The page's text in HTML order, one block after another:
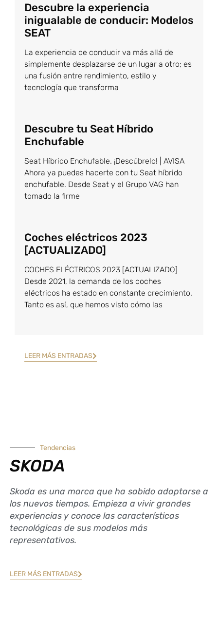
Descubre la experiencia
inigualable de conducir: Modelos
SEAT
La experiencia de conducir va más allá de
simplemente desplazarse de un lugar a otro; es
una fusión entre rendimiento, estilo y
tecnología que transforma
Descubre tu Seat Híbrido
Enchufable
Seat Híbrido Enchufable. ¡Descúbrelo! | AVISA
Ahora ya puedes hacerte con tu Seat híbrido
enchufable. Desde Seat y el Grupo VAG han
tomado la firme
Coches eléctricos 2023
[ACTUALIZADO]
COCHES ELÉCTRICOS 2023 [ACTUALIZADO]
Desde 2021, la demanda de los coches
eléctricos ha estado en constante crecimiento.
Tanto es así, que hemos visto cómo las
LEER MÁS ENTRADAS
Tendencias
SKODA
Skoda es una marca que ha sabido adaptarse a
los nuevos tiempos. Empieza a vivir grandes
experiencias y conoce las características
tecnológicas de sus modelos más
representativos.
LEER MÁS ENTRADAS